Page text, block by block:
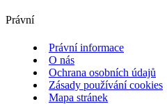
Právní
Právní informace
O nás
Ochrana osobních údajů
Zásady používání cookies
Mapa stránek